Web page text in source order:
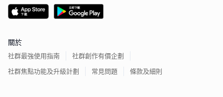
關於
社群最強使用指南
社群創作有價企劃
社群焦點功能及升級計劃
常見問題 條款及細則